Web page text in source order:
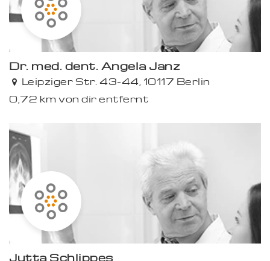
Dr. med. dent. Angela Janz
Leipziger Str. 43-44, 10117 Berlin
0,72 km von dir entfernt
Jutta Schlippes